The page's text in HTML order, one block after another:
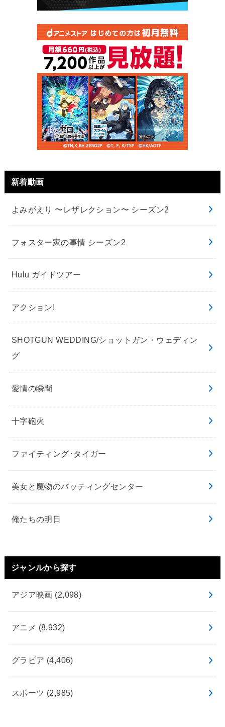
新着動画
よみがえり 〜レザレクション〜 シーズン2
フォスター家の事情 シーズン2
Hulu ガイドツアー
アクション!
SHOTGUN WEDDING/ショットガン・ウェディン
グ
愛情の瞬間
十字砲火
ファイティング･タイガー
美女と魔物のバッティングセンター
俺たちの明日
ジャンルから探す
アジア映画 (2,098)
アニメ (8,932)
グラビア (4,406)
スポーツ (2,985)